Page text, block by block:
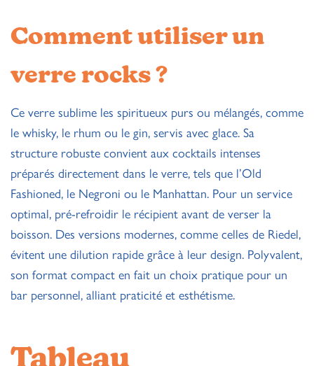
Comment utiliser un
verre rocks ?
Ce verre sublime les spiritueux purs ou mélangés, comme
le whisky, le rhum ou le gin, servis avec glace. Sa
structure robuste convient aux cocktails intenses
préparés directement dans le verre, tels que l’Old
Fashioned, le Negroni ou le Manhattan. Pour un service
optimal, pré-refroidir le récipient avant de verser la
boisson. Des versions modernes, comme celles de Riedel,
évitent une dilution rapide grâce à leur design. Polyvalent,
son format compact en fait un choix pratique pour un
bar personnel, alliant praticité et esthétisme.